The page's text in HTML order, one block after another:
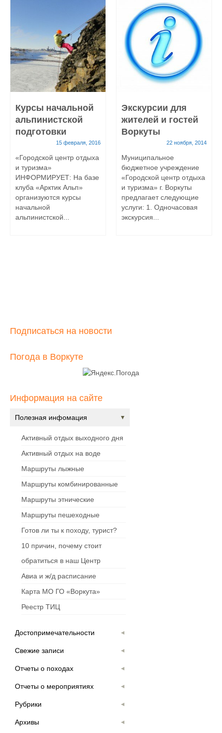
Курсы начальной
альпинистской
подготовки
15 февраля, 2016
«Городской центр отдыха
и туризма»
ИНФОРМИРУЕТ: На базе
клуба «Арктик Альп»
организуются курсы
начальной
альпинистской...
Экскурсии для
жителей и гостей
Воркуты
22 ноября, 2014
Муниципальное
бюджетное учреждение
«Городской центр отдыха
и туризма» г. Воркуты
предлагает следующие
услуги: 1. Одночасовая
экскурсия...
Подписаться на новости
Погода в Воркуте
Информация на сайте
Полезная инфомация
Активный отдых выходного дня
Активный отдых на воде
Маршруты лыжные
Маршруты комбинированные
Маршруты этнические
Маршруты пешеходные
Готов ли ты к походу, турист?
10 причин, почему стоит
обратиться в наш Центр
Авиа и ж/д расписание
Карта МО ГО «Воркута»
Реестр ТИЦ
Достопримечательности
Свежие записи
Отчеты о походах
Отчеты о мероприятиях
Рубрики
Архивы